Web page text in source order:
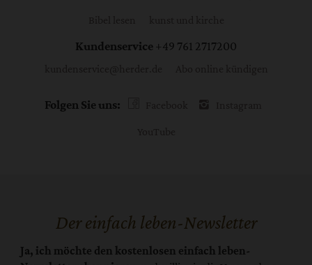
Kundenservice +49 761 2717200
Folgen Sie uns:
Der einfach leben-Newsletter
Ja, ich möchte den kostenlosen einfach leben-